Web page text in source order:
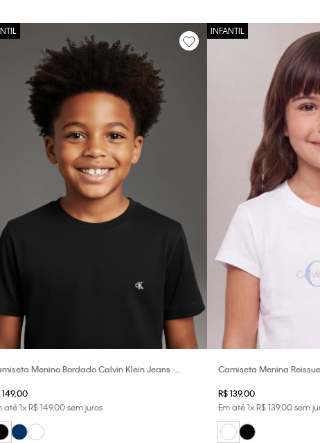
Menino Bordado Calvin Klein Jeans -
149,00
até1xR$ 149,00sem juros
Camiseta Menina
R$139,00
Em até1xR$139,00sem